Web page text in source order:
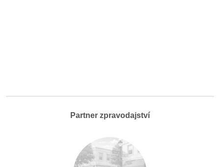
Partner zpravodajství